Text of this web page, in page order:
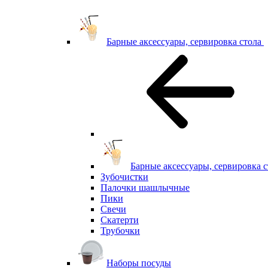
Барные аксессуары, сервировка стола
Барные аксессуары, сервировка
Зубочистки
Палочки шашлычные
Пики
Свечи
Скатерти
Трубочки
Наборы посуды